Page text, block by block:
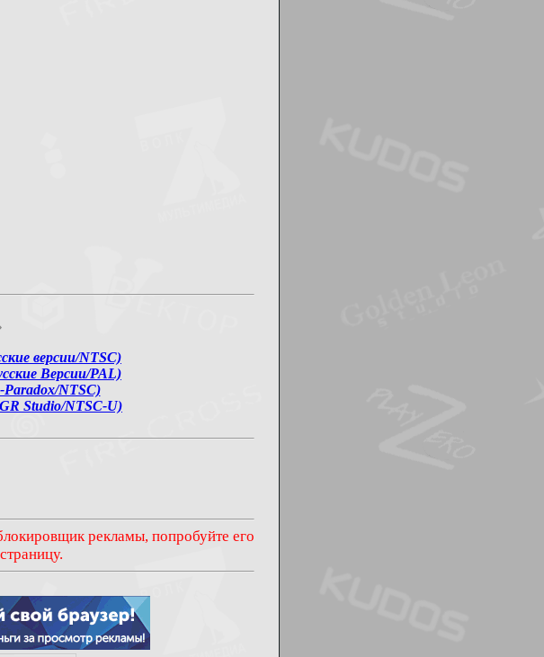
версии/NTSC)
Версии/PAL)
Paradox/NTSC)
Studio/NTSC-U)
рекламы, попробуйте его